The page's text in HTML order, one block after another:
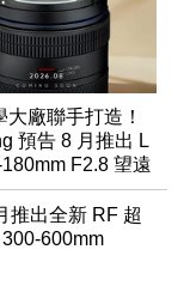
大廠聯手打造！
預告 8 月推出 L
F2.8 望遠
推出全新 RF 超
600mm